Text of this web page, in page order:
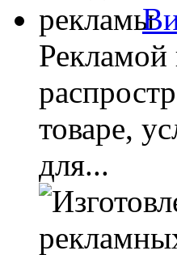
Рекламой
товаре,
для...